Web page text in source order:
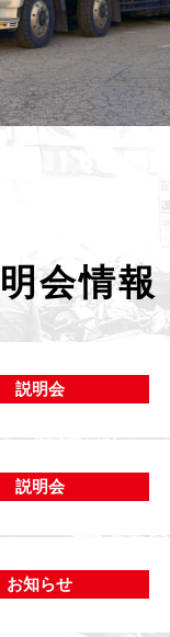
会情報
説明会
説明会
お知らせ